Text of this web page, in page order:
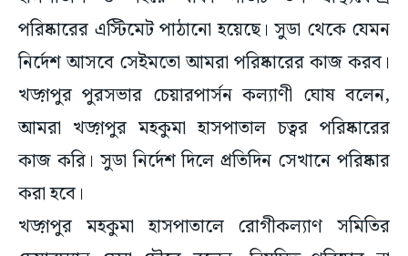
পরিষ্কারের এস্টিমেট পাঠানো হয়েছে। সুডা থেকে যেমন
নির্দেশ আসবে সেইমতো আমরা পরিষ্কারের কাজ করব।
খড়্গপুর পুরসভার চেয়ারপার্সন কল্যাণী ঘোষ বলেন,
আমরা খড়্গপুর মহকুমা হাসপাতাল চত্বর পরিষ্কারের
কাজ করি। সুডা নির্দেশ দিলে প্রতিদিন সেখানে পরিষ্কার
করা হবে।
খড়্গপুর মহকুমা হাসপাতালে রোগীকল্যাণ সমিতির